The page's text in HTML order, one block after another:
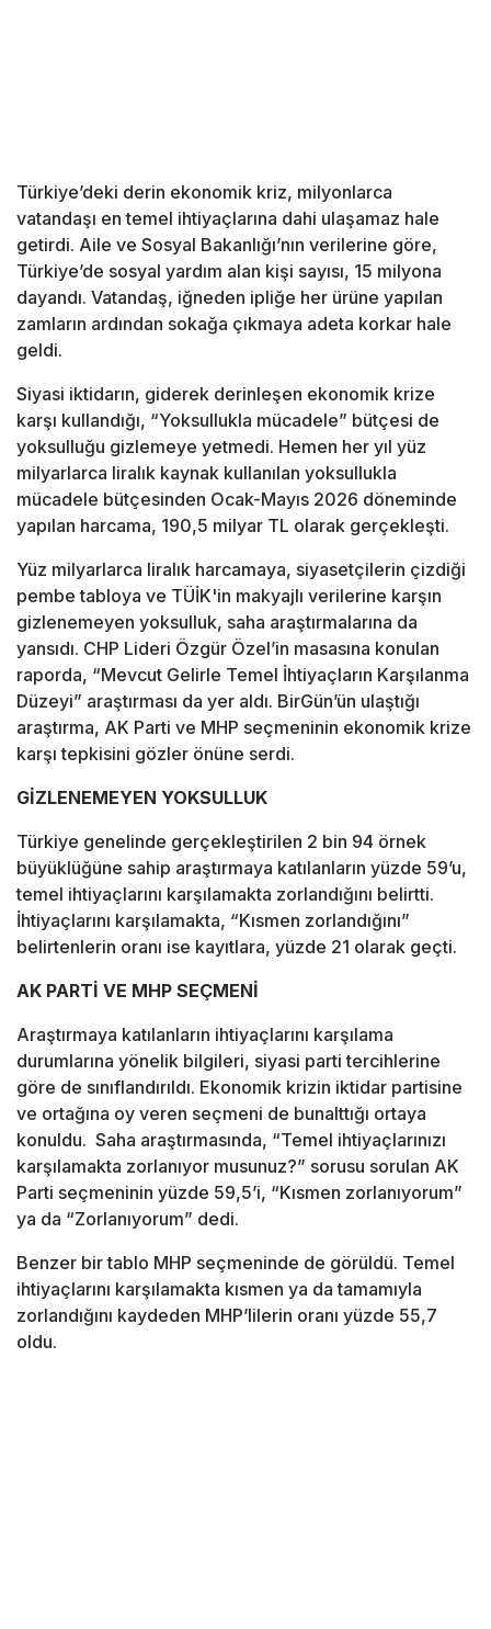
Türkiye’deki derin ekonomik kriz, milyonlarca
vatandaşı en temel ihtiyaçlarına dahi ulaşamaz hale
getirdi. Aile ve Sosyal Bakanlığı’nın verilerine göre,
Türkiye’de sosyal yardım alan kişi sayısı, 15 milyona
dayandı. Vatandaş, iğneden ipliğe her ürüne yapılan
zamların ardından sokağa çıkmaya adeta korkar hale
geldi.
Siyasi iktidarın, giderek derinleşen ekonomik krize
karşı kullandığı, “Yoksullukla mücadele” bütçesi de
yoksulluğu gizlemeye yetmedi. Hemen her yıl yüz
milyarlarca liralık kaynak kullanılan yoksullukla
mücadele bütçesinden Ocak-Mayıs 2026 döneminde
yapılan harcama, 190,5 milyar TL olarak gerçekleşti.
Yüz milyarlarca liralık harcamaya, siyasetçilerin çizdiği
pembe tabloya ve TÜİK'in makyajlı verilerine karşın
gizlenemeyen yoksulluk, saha araştırmalarına da
yansıdı. CHP Lideri Özgür Özel’in masasına konulan
raporda, “Mevcut Gelirle Temel İhtiyaçların Karşılanma
Düzeyi” araştırması da yer aldı. BirGün’ün ulaştığı
araştırma, AK Parti ve MHP seçmeninin ekonomik krize
karşı tepkisini gözler önüne serdi.
GİZLENEMEYEN YOKSULLUK
Türkiye genelinde gerçekleştirilen 2 bin 94 örnek
büyüklüğüne sahip araştırmaya katılanların yüzde 59’u,
temel ihtiyaçlarını karşılamakta zorlandığını belirtti.
İhtiyaçlarını karşılamakta, “Kısmen zorlandığını”
belirtenlerin oranı ise kayıtlara, yüzde 21 olarak geçti.
AK PARTİ VE MHP SEÇMENİ
Araştırmaya katılanların ihtiyaçlarını karşılama
durumlarına yönelik bilgileri, siyasi parti tercihlerine
göre de sınıflandırıldı. Ekonomik krizin iktidar partisine
ve ortağına oy veren seçmeni de bunalttığı ortaya
konuldu. Saha araştırmasında, “Temel ihtiyaçlarınızı
karşılamakta zorlanıyor musunuz?” sorusu sorulan AK
Parti seçmeninin yüzde 59,5’i, “Kısmen zorlanıyorum”
ya da “Zorlanıyorum” dedi.
Benzer bir tablo MHP seçmeninde de görüldü. Temel
ihtiyaçlarını karşılamakta kısmen ya da tamamıyla
zorlandığını kaydeden MHP’lilerin oranı yüzde 55,7
oldu.